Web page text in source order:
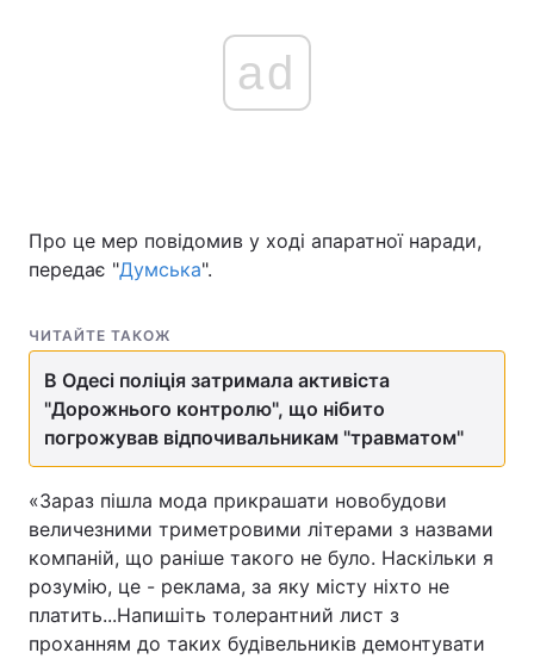
ad
Про це мер повідомив у ході апаратної наради,
передає "Думська".
ЧИТАЙТЕ ТАКОЖ
В Одесі поліція затримала активіста
"Дорожнього контролю", що нібито
погрожував відпочивальникам "травматом"
«Зараз пішла мода прикрашати новобудови
величезними триметровими літерами з назвами
компаній, що раніше такого не було. Наскільки я
розумію, це - реклама, за яку місту ніхто не
платить...Напишіть толерантний лист з
проханням до таких будівельників демонтувати